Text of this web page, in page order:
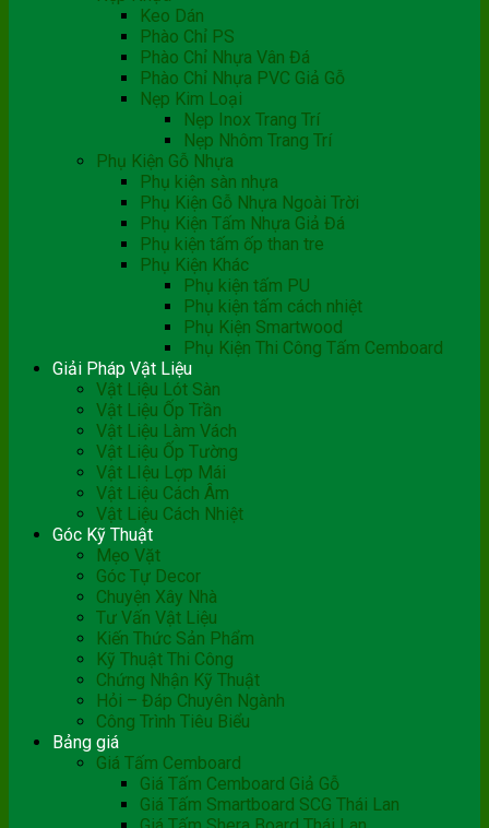
Keo Dán
Phào Chỉ PS
Phào Chỉ Nhựa Vân Đá
Phào Chỉ Nhựa PVC Giả Gỗ
Nẹp Kim Loại
Nẹp Inox Trang Trí
Nẹp Nhôm Trang Trí
Phụ Kiện Gỗ Nhựa
Phụ kiện sàn nhựa
Phụ Kiện Gỗ Nhựa Ngoài Trời
Phụ Kiện Tấm Nhựa Giả Đá
Phụ kiện tấm ốp than tre
Phụ Kiện Khác
Phụ kiện tấm PU
Phụ kiện tấm cách nhiệt
Phụ Kiện Smartwood
Phụ Kiện Thi Công Tấm Cemboard
Giải Pháp Vật Liệu
Vật Liệu Lót Sàn
Vật Liệu Ốp Trần
Vật Liệu Làm Vách
Vật Liệu Ốp Tường
Vật LIệu Lợp Mái
Vật Liệu Cách Âm
Vật Liệu Cách Nhiệt
Góc Kỹ Thuật
Mẹo Vặt
Góc Tự Decor
Chuyện Xây Nhà
Tư Vấn Vật Liệu
Kiến Thức Sản Phẩm
Kỹ Thuật Thi Công
Chứng Nhận Kỹ Thuật
Hỏi – Đáp Chuyên Ngành
Công Trình Tiêu Biểu
Bảng giá
Giá Tấm Cemboard
Giá Tấm Cemboard Giả Gỗ
Giá Tấm Smartboard SCG Thái Lan